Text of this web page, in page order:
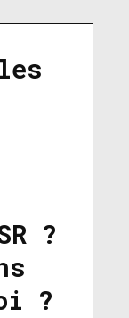
?
?